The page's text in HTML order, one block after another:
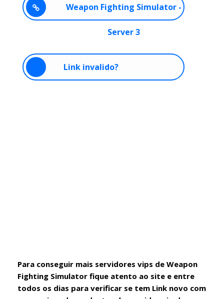
Weapon Fighting Simulator -
Server 3
Link invalido?
Para conseguir mais servidores vips de Weapon
Fighting Simulator fique atento ao site e entre
todos os dias para verificar se tem Link novo com